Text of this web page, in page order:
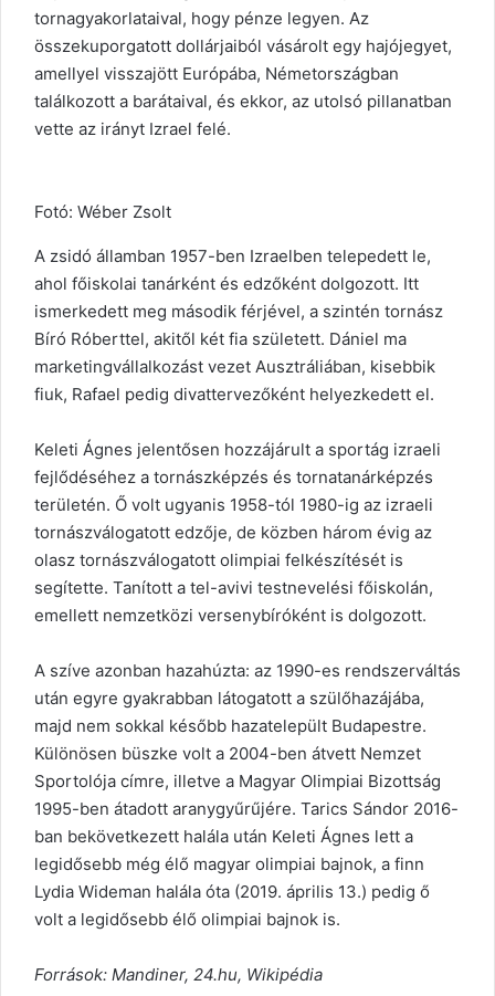
tornagyakorlataival, hogy pénze legyen. Az
összekuporgatott dollárjaiból vásárolt egy hajójegyet,
amellyel visszajött Európába, Németországban
találkozott a barátaival, és ekkor, az utolsó pillanatban
vette az irányt Izrael felé.
Fotó: Wéber Zsolt
A zsidó államban 1957-ben Izraelben telepedett le,
ahol főiskolai tanárként és edzőként dolgozott. Itt
ismerkedett meg második férjével, a szintén tornász
Bíró Róberttel, akitől két fia született. Dániel ma
marketingvállalkozást vezet Ausztráliában, kisebbik
fiuk, Rafael pedig divattervezőként helyezkedett el.
Keleti Ágnes jelentősen hozzájárult a sportág izraeli
fejlődéséhez a tornászképzés és tornatanárképzés
területén. Ő volt ugyanis 1958-tól 1980-ig az izraeli
tornászválogatott edzője, de közben három évig az
olasz tornászválogatott olimpiai felkészítését is
segítette. Tanított a tel-avivi testnevelési főiskolán,
emellett nemzetközi versenybíróként is dolgozott.
A szíve azonban hazahúzta: az 1990-es rendszerváltás
után egyre gyakrabban látogatott a szülőhazájába,
majd nem sokkal később hazatelepült Budapestre.
Különösen büszke volt a 2004-ben átvett Nemzet
Sportolója címre, illetve a Magyar Olimpiai Bizottság
1995-ben átadott aranygyűrűjére. Tarics Sándor 2016-
ban bekövetkezett halála után Keleti Ágnes lett a
legidősebb még élő magyar olimpiai bajnok, a finn
Lydia Wideman halála óta (2019. április 13.) pedig ő
volt a legidősebb élő olimpiai bajnok is.
Források: Mandiner, 24.hu, Wikipédia